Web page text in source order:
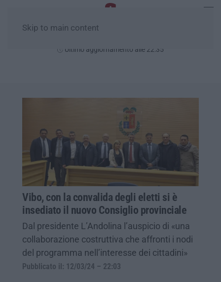
Skip to main content
Ultimo aggiornamento alle 22:35
Vibo, con la convalida degli eletti si è
insediato il nuovo Consiglio provinciale
Dal presidente L’Andolina l’auspicio di «una
collaborazione costruttiva che affronti i nodi
del programma nell’interesse dei cittadini»
Pubblicato il: 12/03/24 – 22:03